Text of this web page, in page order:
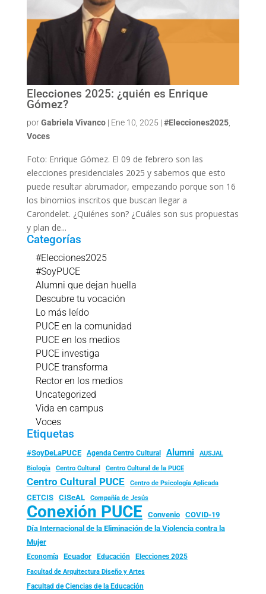
Elecciones 2025: ¿quién es Enrique
Gómez?
porGabriela Vivanco| Ene 10, 2025 | #Elecciones2025,
Voces
Foto: Enrique Gómez. El 09 de febrero son las
elecciones presidenciales 2025 y sabemos que esto
puede resultar abrumador, empezando porque son 16
los binomios inscritos que buscan llegar a
Carondelet. ¿Quiénes son? ¿Cuáles son sus propuestas
y plan de...
Categorías
#Elecciones2025
#SoyPUCE
Alumni que dejan huella
Descubre tu vocación
Lo más leído
PUCE en la comunidad
PUCE en los medios
PUCE investiga
PUCE transforma
Rector en los medios
Uncategorized
Vida en campus
Voces
Etiquetas
#SoyDeLaPUCE Agenda Centro Cultural Alumni
AUSJAL
Biología
Centro Cultural Centro Cultural de la PUCE
Centro Cultural PUCE Centro de Psicología Aplicada
CETCIS CISeAL Compañía de Jesús
Conexión PUCE Convenio
COVID-19
Día Internacional de la Eliminación de la Violencia contra la
Mujer
Economía Ecuador Educación Elecciones 2025
Facultad de Arquitectura Diseño y Artes
Facultad de Ciencias de la Educación